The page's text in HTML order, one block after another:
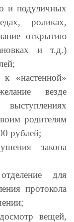
и подуличных
роликах,
открытию
и т.д.)
«настенной»
везде
родителям
рублей;
закона
для
протокола
вещей,